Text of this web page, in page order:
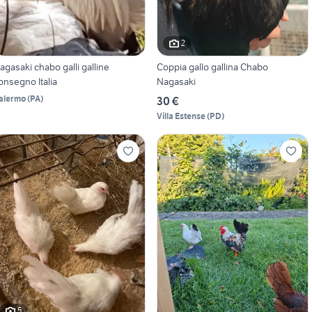
chabo galli galline
Italia
(PA)
2
Coppia gallo gallina Chabo
Nagasaki
30 €
Villa Estense(PD)